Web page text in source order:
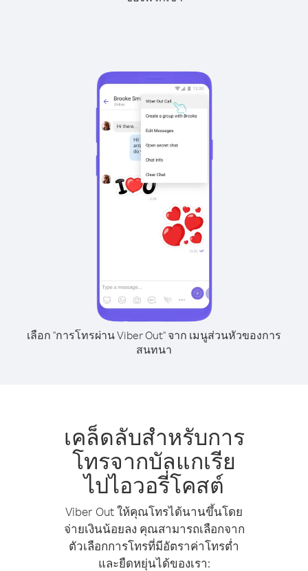
เลือก "การโทรผ่าน Viber Out" จาก เมนูส่วนหัวของการ
สนทนา
เคล็ดลับสำหรับการ
โทรจากบัลแกเรีย
ไปไอวอรี่โคสต์
Viber Out ให้คุณโทรได้นานขึ้นโดย
จ่ายเงินน้อยลง คุณสามารถเลือกจาก
ตัวเลือกการโทรที่มีอัตราค่าโทรต่ำ
และยืดหยุ่นได้ของเรา: